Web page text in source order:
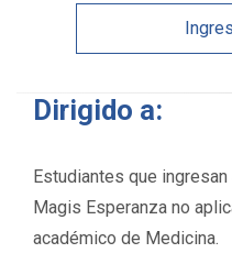
Dirigido a:
Estudiantes que
Magis Esperanza no
académico de Medicina.